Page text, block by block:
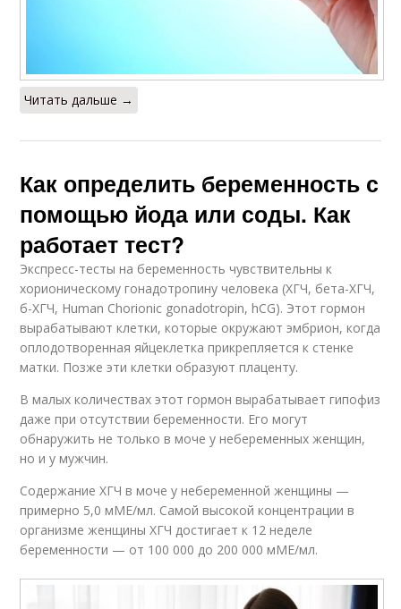
Читать дальше →
Как определить беременность с
помощью йода или соды. Как
работает тест?
Экспресс-тесты на беременность чувствительны к
хорионическому гонадотропину человека (ХГЧ, бета-ХГЧ,
б-ХГЧ, Human Chorionic gonadotropin, hCG). Этот гормон
вырабатывают клетки, которые окружают эмбрион, когда
оплодотворенная яйцеклетка прикрепляется к стенке
матки. Позже эти клетки образуют плаценту.
В малых количествах этот гормон вырабатывает гипофиз
даже при отсутствии беременности. Его могут
обнаружить не только в моче у небеременных женщин,
но и у мужчин.
Содержание ХГЧ в моче у небеременной женщины —
примерно 5,0 мМЕ/мл. Самой высокой концентрации в
организме женщины ХГЧ достигает к 12 неделе
беременности — от 100 000 до 200 000 мМЕ/мл.